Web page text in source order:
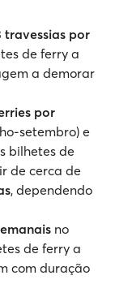
travessias por
de ferry a
a demorar
por
setembro) e
bilhetes de
de cerca de
, dependendo
no
de ferry a
com duração